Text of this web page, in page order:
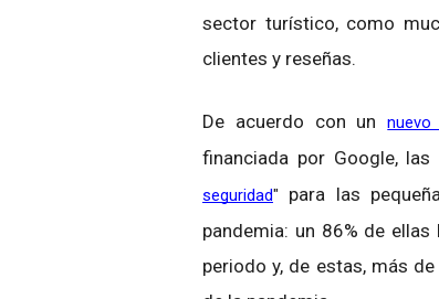
sector turístico, como
clientes y reseñas.
De acuerdo con un
financiada por Google,
seguridad" para las
pandemia: un 86% de
periodo y, de estas, más